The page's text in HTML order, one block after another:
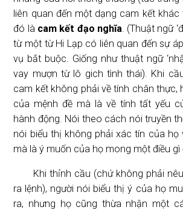
liên quan đến một dạng cam kết khác
đó là cam kết đạo nghĩa . (Thuật ngữ
từ một từ Hi Lạp có liên quan đến sự
vụ bắt buộc. Giống như thuật ngữ
vay mượn từ lô gich tình thái). Khi
cam kết không phải về tính chân thực,
của mệnh đề mà là về tính tất yếu
hành động. Nói theo cách nói truyền
nói biểu thị không phải xác tín của họ
mà là ý muốn của họ mong một điều gì
Khi thỉnh cầu (chứ không phải
ra lệnh), người nói biểu thị ý của họ
ra, nhưng họ cũng thừa nhận một